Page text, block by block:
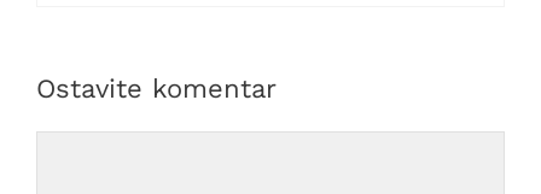
Ostavite komentar